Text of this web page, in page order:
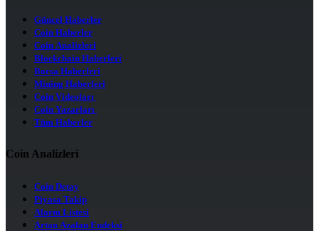
Güncel Haberler
Coin Haberler
Coin Analizleri
Blockchain Haberleri
Borsa Haberleri
Mining Haberleri
Coin Videoları
Coin Yazarları
Tüm Haberler
Coin Analizleri
Coin Detay
Piyasa Takip
Alarm Listesi
Artan Azalan Endeksi